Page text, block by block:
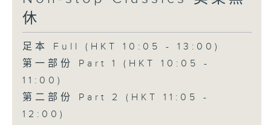
休
足本 Full (HKT 10:05 - 13:00)
第一部份 Part 1 (HKT 10:05 -
11:00)
第二部份 Part 2 (HKT 11:05 -
12:00)